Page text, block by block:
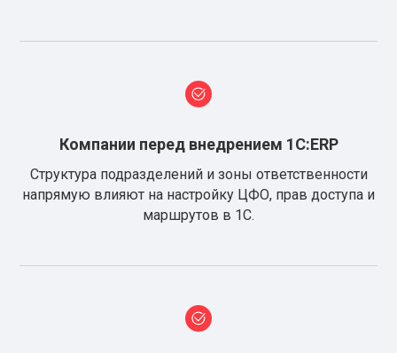
Компании перед внедрением 1С:ERP
Структура подразделений и зоны ответственности
напрямую влияют на настройку ЦФО, прав доступа и
маршрутов в 1С.